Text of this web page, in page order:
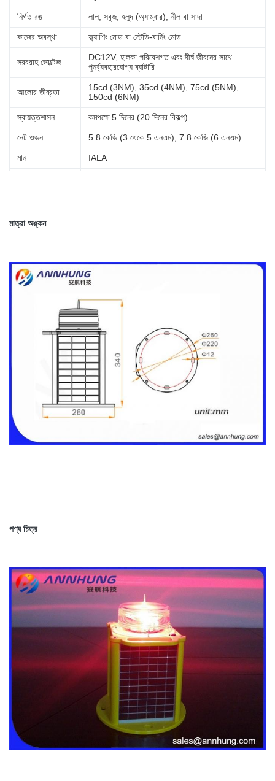
নির্গত রঙ লাল, সবুজ, হলুদ (অ্যাম্বার), নীল বা সাদা
কাজের অবস্থা ফ্ল্যাশিং মোড বা স্টেডি-বার্নিং মোড
সরবরাহ ভোল্টেজ
DC12V, হালকা পরিবেশগত এবং দীর্ঘ জীবনের সাথে
পুনর্ব্যবহারযোগ্য ব্যাটারি
আলোর তীব্রতা
15cd (3NM), 35cd (4NM), 75cd (5NM),
150cd (6NM)
স্বায়ত্তশাসন কমপক্ষে 5 দিনের (20 দিনের বিকল্প)
নেট ওজন 5.8 কেজি (3 থেকে 5 এনএম), 7.8 কেজি (6 এনএম)
মান IALA
মাত্রা অঙ্কন
পণ্য চিত্র